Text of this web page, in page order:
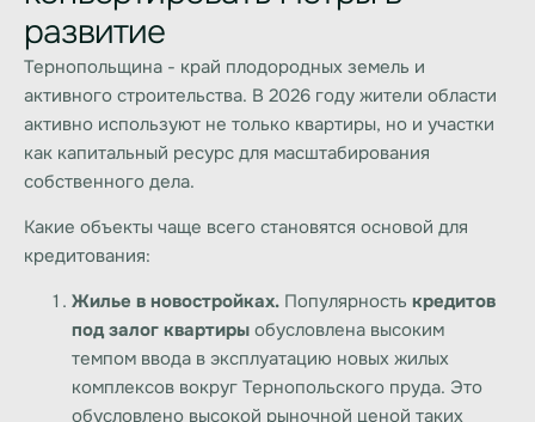
развитие
Тернопольщина - край плодородных земель и
активного строительства. В 2026 году жители области
активно используют не только квартиры, но и участки
как капитальный ресурс для масштабирования
собственного дела.
Какие объекты чаще всего становятся основой для
кредитования:
Жилье в новостройках. Популярность кредитов
под залог квартиры обусловлена ​​высоким
темпом ввода в эксплуатацию новых жилых
комплексов вокруг Тернопольского пруда. Это
обусловлено высокой рыночной ценой таких